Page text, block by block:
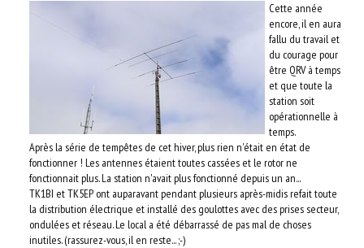
Cette année
encore, il en aura
fallu du travail et
du courage pour
être QRV à temps
et que toute la
station soit
opérationnelle à
temps.
Après la série de tempêtes de cet hiver, plus rien n'était en état de
fonctionner ! Les antennes étaient toutes cassées et le rotor ne
fonctionnait plus. La station n'avait plus fonctionné depuis un an...
TK1BI et TK5EP ont auparavant pendant plusieurs après-midis refait toute
la distribution électrique et installé des goulottes avec des prises secteur,
ondulées et réseau. Le local a été débarrassé de pas mal de choses
inutiles. (rassurez-vous, il en reste... ;-)